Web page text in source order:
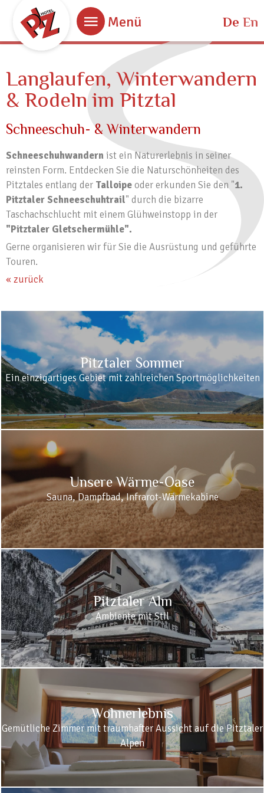
Menü De En
Bestpreisgarantie
Bei Buchung über unsere Website.
Langlaufen, Winterwandern
& Rodeln im Pitztal
Schneeschuh- & Winterwandern
Schneeschuhwandern ist ein Naturerlebnis in seiner
reinsten Form. Entdecken Sie die Naturschönheiten des
Pitztales entlang der Talloipeoder erkunden Sie den "1.
Pitztaler Schneeschuhtrail" durch die bizarre
Taschachschlucht mit einem Glühweinstopp in der
"Pitztaler Gletschermühle".
Gerne organisieren wir für Sie die Ausrüstung und geführte
Touren.
« zurück
Pitztaler Sommer
Ein einzigartiges Gebiet mit zahlreichen Sportmöglichkeiten
Unsere Wärme-Oase
Sauna, Dampfbad, Infrarot-Wärmekabine
Pitztaler Alm
Ambiente mit Stil
Wohnerlebnis
Gemütliche Zimmer mit traumhafter Aussicht auf die Pitztaler
Alpen